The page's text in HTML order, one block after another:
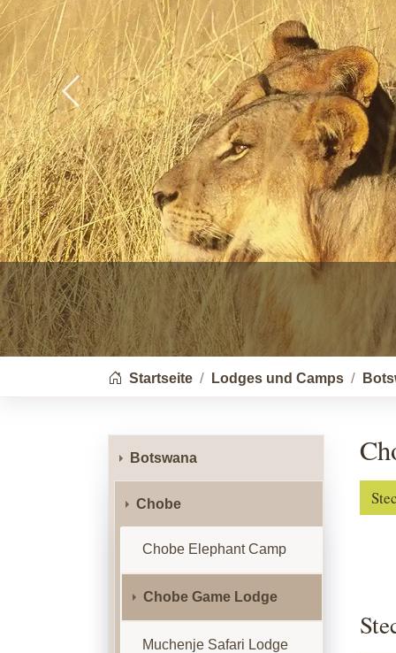
Previous
You are here:
Startseite Lodges und Camps
Botswana
Chobe
Chobe Elephant Camp
Chobe Game Lodge
Muchenje Safari Lodge